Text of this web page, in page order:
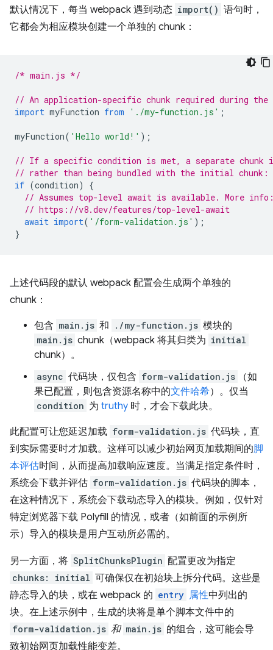
默认情况下，每当 webpack 遇到动态 import() 语句时，
它都会为相应模块创建一个单独的 chunk：
/* main.js */
// An application-specific chunk required during
import myFunction from './my-function.js' ;
myFunction( 'Hello world!' );
// If a specific condition is met, a separate chunk is
// rather than being bundled with the initial chunk:
if (condition)
{
// Assumes top-level await is available. More
// https://v8.dev/features/top-level-await
await import( '/form-validation.js' );
}
上述代码段的默认 webpack 配置会生成两个单独的
chunk：
包含 main.js 和 ./my-function.js 模块的
main.js chunk（webpack 将其归类为 initial
chunk）。
async 代码块，仅包含 form-validation.js
（如
果已配置，则包含资源名称中的文件哈希）。仅当
condition 为 truthy 时，才会下载此块。
此配置可让您延迟加载 form-validation.js 代码块，直
到实际需要时才加载。这样可以减少初始网页加载期间的脚
本评估时间，从而提高加载响应速度。当满足指定条件时，
系统会下载并评估 form-validation.js 代码块的脚本，
在这种情况下，系统会下载动态导入的模块。例如，仅针对
特定浏览器下载 Polyfill 的情况，或者（如前面的示例所
示）导入的模块是用户互动所必需的。
另一方面，将 SplitChunksPlugin 配置更改为指定
chunks: initial 可确保仅在初始块上拆分代码。这些是
静态导入的块，或在 webpack 的 entry 属性中列出的
块。在上述示例中，生成的块将是单个脚本文件中的
form-validation.js 和 main.js 的组合，这可能会导
致初始网页加载性能变差。